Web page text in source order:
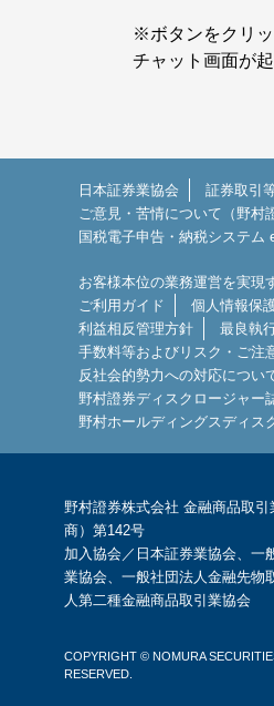
も更新されませんの
い。
・16:30～国内株式
・23:00～投資信託
・毎週水曜日9:00～
格
※上記更新時間は各
都合により前後する
す。
また他社サービスの
程度の遅れが生じる
更新対象は証券、貴
CFD、暗号資産の口
は状況によりお時
ございます。
※ボタンをクリッ
チャット画面が起
日本証券業協会
証券取引
ご意見・苦情について（野村
国税電子申告・納税システム
お客様本位の業務運営を実現
ご利用ガイド
個人情報保
利益相反管理方針
最良執
手数料等およびリスク・ご注
反社会的勢力への対応につい
野村證券ディスクロージャー
野村ホールディングスディス
野村證券株式会社 金融商品取
商）第142号
加入協会／日本証券業協会、一
業協会、一般社団法人金融先物
人第二種金融商品取引業協会
COPYRIGHT © NOMURA
RESERVED.